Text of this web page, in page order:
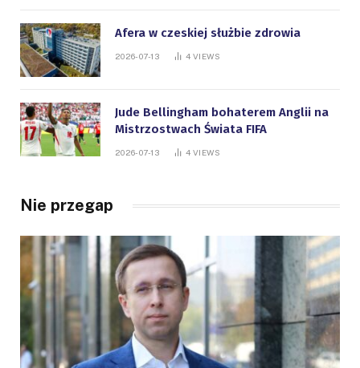
Afera w czeskiej służbie zdrowia
2026-07-13 4 VIEWS
Jude Bellingham bohaterem Anglii na
Mistrzostwach Świata FIFA
2026-07-13 4 VIEWS
Nie przegap